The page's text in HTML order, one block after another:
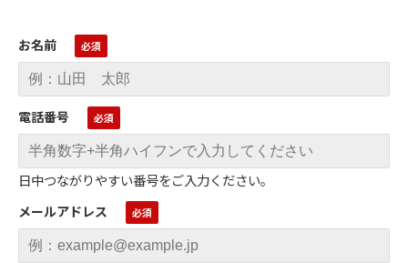
お名前
電話番号
日中つながりやすい番号をご入力ください。
メールアドレス